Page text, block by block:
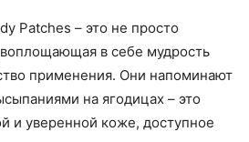
Patches – это не просто
воплощающая в себе мудрость
применения. Они напоминают
на ягодицах – это
и уверенной коже, доступное